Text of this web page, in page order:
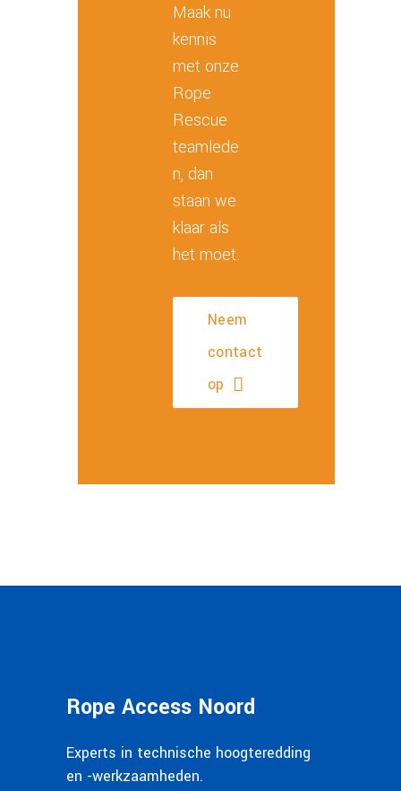
Maak nu
kennis
met onze
Rope
Rescue
teamlede
n, dan
staan we
klaar als
het moet.
Neem
contact
op
Rope Access Noord
Experts in technische hoogteredding
en -werkzaamheden.